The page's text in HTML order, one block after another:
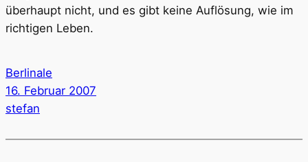
überhaupt nicht, und es gibt keine Auflösung, wie im
richtigen Leben.
Berlinale
16. Februar 2007
stefan